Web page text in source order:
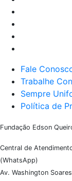
Fale
Trabalhe
Sempre
Política de
Fundação Edson
Central de
(WhatsApp)
Av. Washington